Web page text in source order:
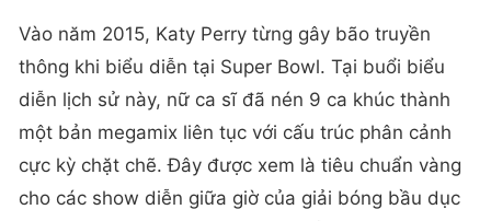
Vào năm 2015, Katy Perry từng gây bão truyền
thông khi biểu diễn tại Super Bowl. Tại buổi biểu
diễn lịch sử này, nữ ca sĩ đã nén 9 ca khúc thành
một bản megamix liên tục với cấu trúc phân cảnh
cực kỳ chặt chẽ. Đây được xem là tiêu chuẩn vàng
cho các show diễn giữa giờ của giải bóng bầu dục